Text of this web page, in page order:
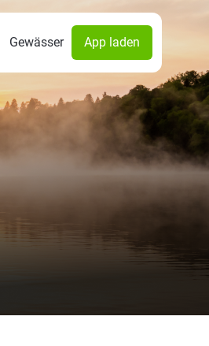
Gewässer App laden